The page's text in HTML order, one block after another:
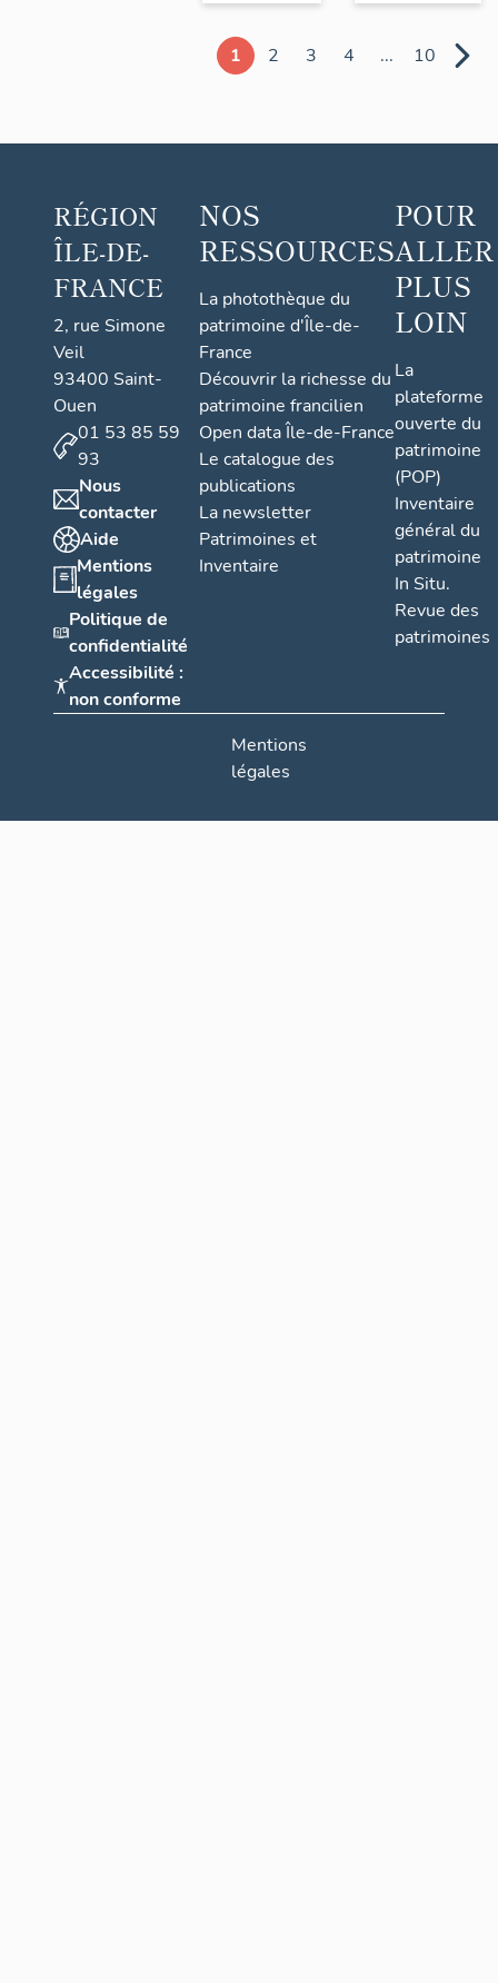
1 2 3 4 ... 10
RÉGION
ÎLE-DE-
FRANCE
2, rue Simone
Veil
93400 Saint-
Ouen
01 53 85 59
93
Nous
contacter
Aide
Mentions
légales
Politique de
confidentialité
Accessibilité :
non conforme
NOS
RESSOURCES
La photothèque du
patrimoine d'Île-de-
France
Découvrir la richesse du
patrimoine francilien
Open data Île-de-France
Le catalogue des
publications
La newsletter
Patrimoines et
Inventaire
POUR
ALLER
PLUS
LOIN
La
plateforme
ouverte du
patrimoine
(POP)
Inventaire
général du
patrimoine
In Situ.
Revue des
patrimoines
Mentions
légales